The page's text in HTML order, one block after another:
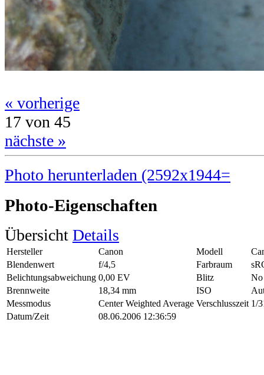
« vorherige
17 von 45
nächste »
Photo herunterladen (2592x1944=
Photo-Eigenschaften
Übersicht Details
Hersteller Canon Modell
Blendenwert
f/4,5 Farbraum
Belichtungsabweichung 0,00 EV Blitz
No
Brennweite
18,34 mm ISO
Messmodus
Center Weighted Average Verschlusszeit 1/
Datum/Zeit
08.06.2006 12:36:59